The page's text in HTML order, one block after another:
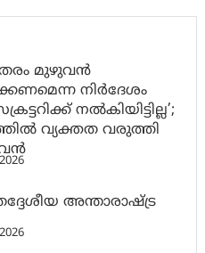
മുഴുവൻ
നിർദേശം
നൽകിയിട്ടില്ല’;
വ്യക്തത വരുത്തി
അന്താരാഷ്ട്ര